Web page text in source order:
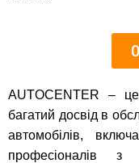
AUTOCENTER –
багатий досвід в
автомобілів,
професіоналів